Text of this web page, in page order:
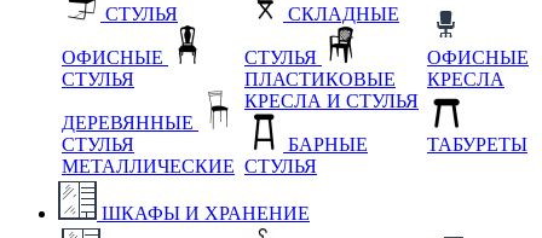
СТУЛЬЯ
ОФИСНЫЕ
СТУЛЬЯ
ДЕРЕВЯННЫЕ
СТУЛЬЯ
МЕТАЛЛИЧЕСКИЕ
СКЛАДНЫЕ
СТУЛЬЯ
ПЛАСТИКОВЫЕ
КРЕСЛА И СТУЛЬЯ
БАРНЫЕ
СТУЛЬЯ
ОФИСНЫЕ
КРЕСЛА
ТАБУРЕТЫ
ШКАФЫ И ХРАНЕНИЕ